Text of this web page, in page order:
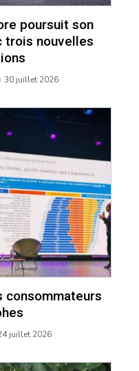
poursuit son
trois nouvelles
30 juillet 2026
consommateurs
juillet 2026